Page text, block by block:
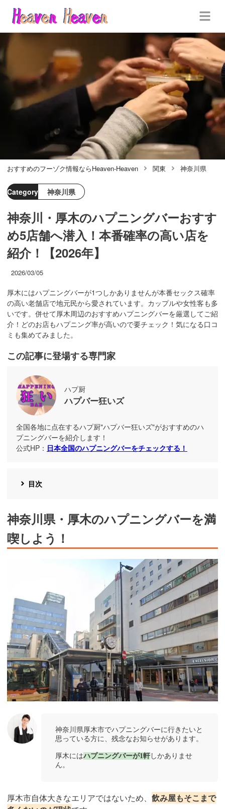
おすすめのフーゾク情報ならHeaven-Heaven 関東 神奈川県
Category 神奈川県
神奈川・厚木のハプニングバーおすす
め5店舗へ潜入！本番確率の高い店を
紹介！【2026年】
2026/03/05
厚木にはハプニングバーが1つしかありませんが本番セックス確率
の高い老舗店で地元民から愛されています。カップルや女性客も多
いです。併せて厚木周辺のおすすめハプニングバーを厳選してご紹
介！どのお店もハプニング率が高いので要チェック！気になる口コ
ミも集めてみました。
この記事に登場する専門家
ハプ厨
ハプバー狂いズ
全国各地に点在するハプ厨"ハプバー狂いズ"がおすすめのハ
プニングバーを紹介します！
公式HP： 日本全国のハプニングバーをチェックする！
目次
神奈川県・厚木のハプニングバーを満
喫しよう！
神奈川県厚木市でハプニングバーに行きたいと
思っている方に、残念なお知らせがあります。
厚木にはハプニングバーが1軒しかありませ
ん。
厚木市自体大きなエリアではないため、 飲み屋もそこまで